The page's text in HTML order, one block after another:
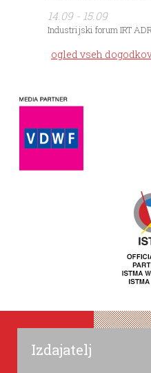
14.09 - 15.09
Industrijski forum IRT
ogled vseh
Izdajatelj